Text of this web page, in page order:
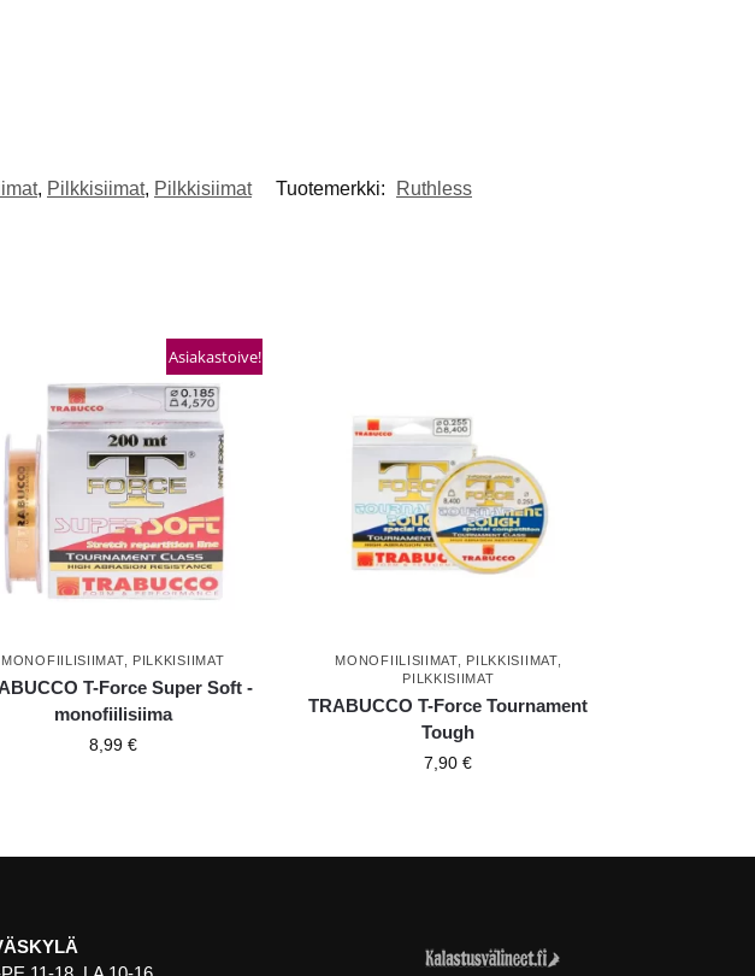
, Pilkkisiimat, Pilkkisiimat Tuotemerkki: Ruthless
Asiakastoive!
MONOFIILISIIMAT, PILKKISIIMAT
T-Force Super Soft -
monofiilisiima
8,99 €
MONOFIILISIIMAT, PILKKISIIMAT,
PILKKISIIMAT
TRABUCCO T-Force Tournament
Tough
7,90€